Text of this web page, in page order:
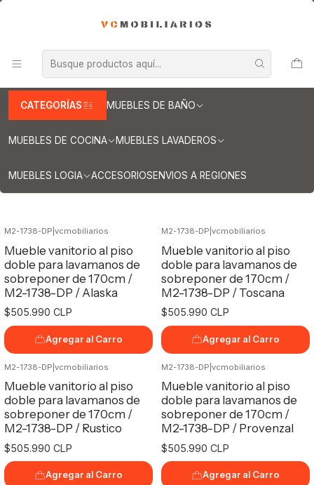
CATEGORÍAS MUEBLES DE BAÑO
MUEBLES DE COCINA MUEBLES LAVADEROS
MUEBLES LOGIA ACCESORIOSENVIOS A REGIONES
Muebles para lavamanos sobreponer al piso
Muebles para lavamanos sobreponer al piso doble
Muebles / sobreponer al piso doble de 170 cm
Muebles / sobreponer al piso doble de
Filtros
M2-1738-DP vcmobiliarios
Mueble vanitorio al piso
doble para lavamanos de
sobreponer de 170cm /
M2-1738-DP / Alaska
$505.990 CLP
Agregar al Carro
M2-1738-DP vcmobiliarios
Mueble vanitorio al piso
doble para lavamanos de
sobreponer de 170cm /
M2-1738-DP / Toscana
$505.990 CLP
Agregar al Carro
M2-1738-DP vcmobiliarios
Mueble vanitorio al piso
doble para lavamanos de
sobreponer de 170cm /
M2-1738-DP / Rustico
$505.990 CLP
Agregar al Carro
M2-1738-DP vcmobiliarios
Mueble vanitorio al piso
doble para lavamanos de
sobreponer de 170cm /
M2-1738-DP / Provenzal
$505.990 CLP
Agregar al Carro